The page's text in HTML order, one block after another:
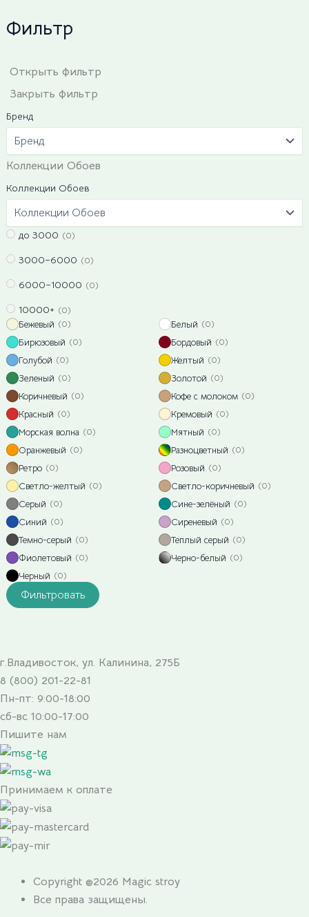
Фильтр
Открыть фильтр
Закрыть фильтр
Бренд
Коллекции Обоев
Коллекции Обоев
до 3000 (0)
3000–6000 (0)
6000–10000 (0)
10000+ (0)
Бежевый (0) Белый (0)
Бирюзовый (0) Бордовый (0)
Голубой (0) Желтый (0)
Зеленый (0) Золотой (0)
Коричневый (0) Кофе с молоком (0)
Красный (0) Кремовый (0)
Морская волна (0) Мятный (0)
Оранжевый (0) Разноцветный (0)
Ретро (0) Розовый (0)
Светло-желтый (0) Светло-коричневый (0)
Серый (0) Сине-зелёный (0)
Синий (0) Сиреневый (0)
Темно-серый (0) Теплый серый (0)
Фиолетовый (0) Черно-белый (0)
Черный (0)
Фильтровать
г.Владивосток, ул. Калинина, 275Б
8 (800) 201-22-81
Пн-пт: 9:00-18:00
сб-вс 10:00-17:00
Пишите нам
Принимаем к оплате
Copyright @2026 Magic stroy
Все права защищены.